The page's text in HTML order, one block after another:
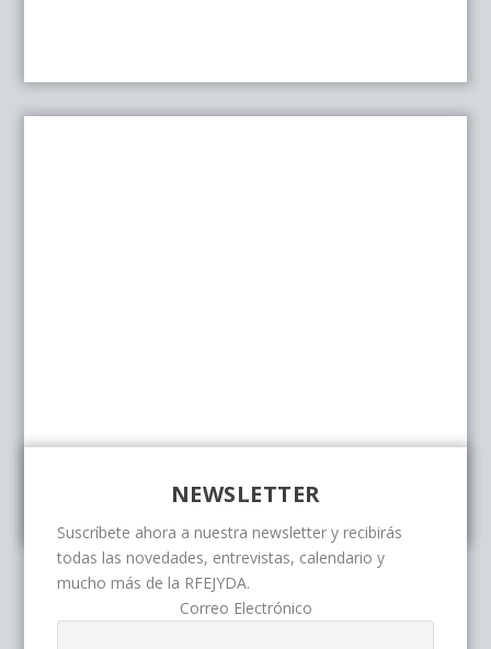
NEWSLETTER
Suscríbete ahora a nuestra newsletter y recibirás
todas las novedades, entrevistas, calendario y
mucho más de la RFEJYDA.
Correo Electrónico